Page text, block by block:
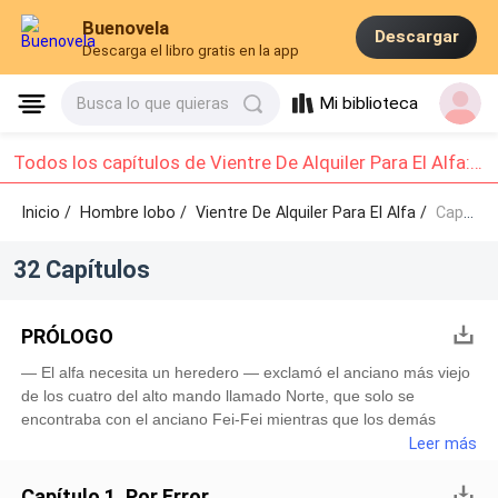
Buenovela
Descarga el libro gratis en la app
Descargar
Busca lo que quieras Mi biblioteca
Todos los capítulos de Vientre De Alquiler Para El Alfa: Capítulo 1 - Capítulo 10
Inicio / Hombre lobo/Vientre De Alquiler Para El Alfa / Capítulo 1 - Capítulo 10
32 Capítulos
PRÓLOGO
— El alfa necesita un heredero — exclamó el anciano más viejo
de los cuatro del alto mando llamado Norte, que solo se
encontraba con el anciano Fei-Fei mientras que los demás
estaban ocupados arreglando el trato con la otra manada.— Ya
con más fuerza con la manada de “Laguna Azul” — explica el
Leer más